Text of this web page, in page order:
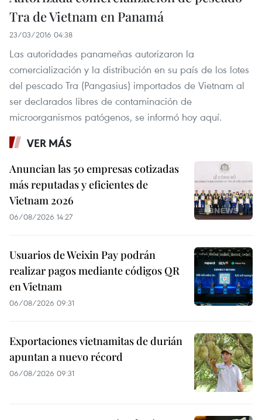
Tra de Vietnam en Panamá
23/03/2016 04:38
Las autoridades panameñas autorizaron la
comercialización y la distribución en su país de los lotes
del pescado Tra (Pangasius) importados de Vietnam al
ser declarados libres de contaminación de
microorganismos patógenos, se informó hoy aquí.
VER MÁS
Anuncian las 50 empresas cotizadas
más reputadas y eficientes de
Vietnam 2026
06/08/2026 14:27
Usuarios de Weixin Pay podrán
realizar pagos mediante códigos QR
en Vietnam
06/08/2026 09:31
Exportaciones vietnamitas de durián
apuntan a nuevo récord
06/08/2026 09:31